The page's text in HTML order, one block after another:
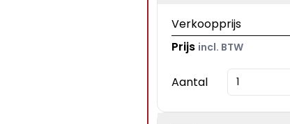
Verkoopprijs
Prijs incl. BTW
Aantal